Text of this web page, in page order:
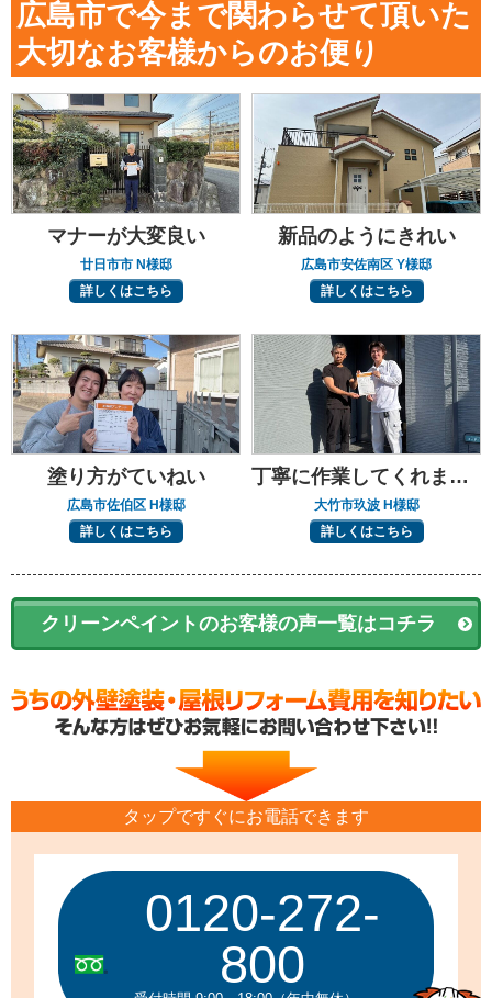
広島市で今まで関わらせて頂いた
大切なお客様からのお便り
マナーが大変良い
廿日市市 N様邸
詳しくはこちら
新品のようにきれい
広島市安佐南区 Y様邸
詳しくはこちら
塗り方がていねい
広島市佐伯区 H様邸
詳しくはこちら
丁寧に作業してくれました
大竹市玖波 H様邸
詳しくはこちら
クリーンペイントのお客様の声一覧はコチラ
タップですぐにお電話できます
0120-272-
800